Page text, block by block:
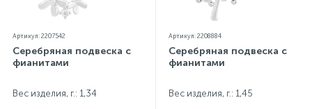
Артикул: 2207542
Серебряная подвеска с
фианитами
Вес изделия, г.: 1,34
Артикул: 2208884
Серебряная подвеска с
фианитами
Вес изделия, г.: 1,45